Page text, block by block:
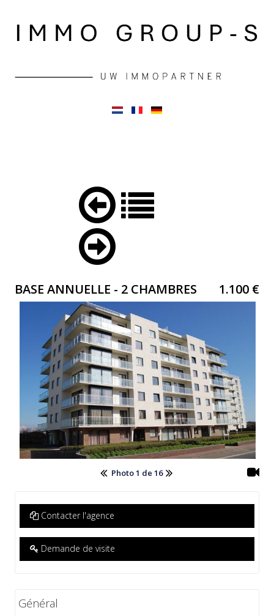
BASE ANNUELLE - 2 CHAMBRES 1.100 €
Photo 1 de 16
Contacter l'agence
Demande de visite
Général